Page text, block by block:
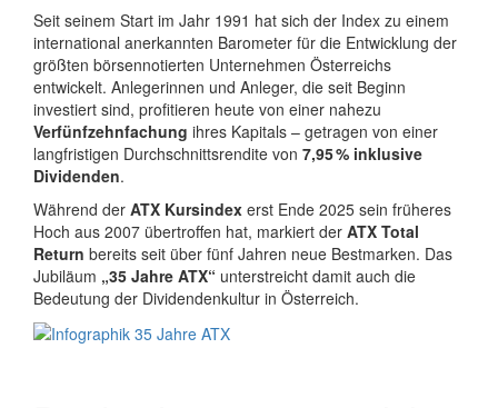
Seit seinem Start im Jahr 1991 hat sich der Index zu einem
international anerkannten Barometer für die Entwicklung der
größten börsennotierten Unternehmen Österreichs
entwickelt. Anlegerinnen und Anleger, die seit Beginn
investiert sind, profitieren heute von einer nahezu
Verfünfzehnfachung ihres Kapitals – getragen von einer
langfristigen Durchschnittsrendite von 7,95 % inklusive
Dividenden.
Während der ATX Kursindex erst Ende 2025 sein früheres
Hoch aus 2007 übertroffen hat, markiert der ATX Total
Return bereits seit über fünf Jahren neue Bestmarken. Das
Jubiläum „35 Jahre ATX“ unterstreicht damit auch die
Bedeutung der Dividendenkultur in Österreich.